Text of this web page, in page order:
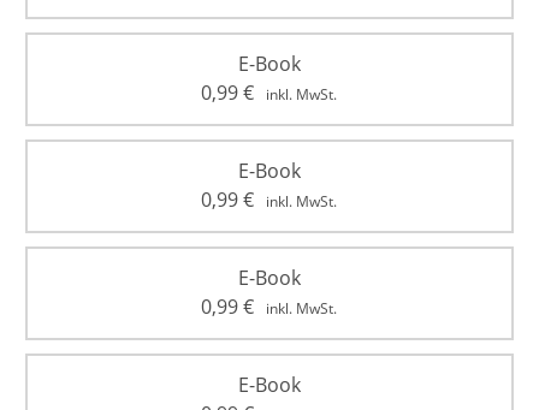
E-Book
0,99€ inkl. MwSt.
E-Book
0,99€ inkl. MwSt.
E-Book
0,99€ inkl. MwSt.
E-Book